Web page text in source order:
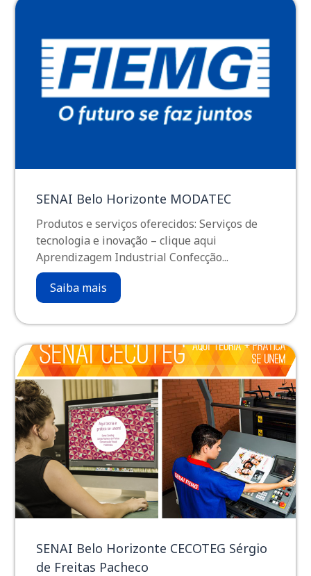
SENAI Belo Horizonte MODATEC
Produtos e serviços oferecidos: Serviços de
tecnologia e inovação – clique aqui
Aprendizagem Industrial Confecção...
Saiba mais
SENAI Belo Horizonte CECOTEG Sérgio
de Freitas Pacheco